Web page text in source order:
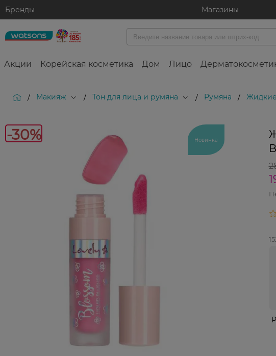
Бренды Магазины
Акции Корейская косметика Дом Лицо
/ Макияж / Тон для лица и румяна / Румяна / Жидкие
-30% Новинка